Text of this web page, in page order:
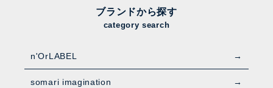
ブランドから探す
category search
n'OrLABEL
somari imagination